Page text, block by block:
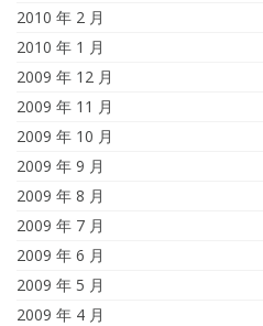
2010 年 2 月
2010 年 1 月
2009 年 12 月
2009 年 11 月
2009 年 10 月
2009 年 9 月
2009 年 8 月
2009 年 7 月
2009 年 6 月
2009 年 5 月
2009 年 4 月